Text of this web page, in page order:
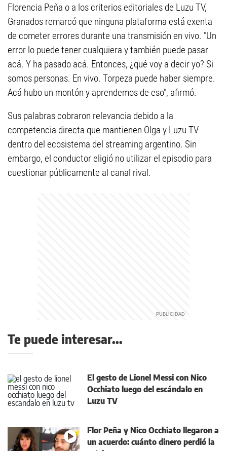
Florencia Peña o a los criterios editoriales de Luzu TV,
Granados remarcó que ninguna plataforma está exenta
de cometer errores durante una transmisión en vivo. "Un
error lo puede tener cualquiera y también puede pasar
acá. Y ha pasado acá. Entonces, ¿qué voy a decir yo? Si
somos personas. En vivo. Torpeza puede haber siempre.
Acá hubo un montón y aprendemos de eso", afirmó.
Sus palabras cobraron relevancia debido a la
competencia directa que mantienen Olga y Luzu TV
dentro del ecosistema del streaming argentino. Sin
embargo, el conductor eligió no utilizar el episodio para
cuestionar públicamente al canal rival.
Te puede interesar...
El gesto de Lionel Messi con Nico
Occhiato luego del escándalo en
Luzu TV
Flor Peña y Nico Occhiato llegaron a
un acuerdo: cuánto dinero perdió la